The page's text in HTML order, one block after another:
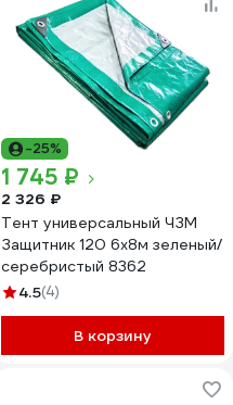
-25%
1 745 ₽
2 326 ₽
Тент универсальный ЧЗМ
Защитник 120 6х8м зеленый/
серебристый 8362
4.5(4)
В корзину